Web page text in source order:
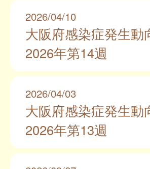
2026/04/10
大阪府感染症発生動
2026年第14週
2026/04/03
大阪府感染症発生動
2026年第13週